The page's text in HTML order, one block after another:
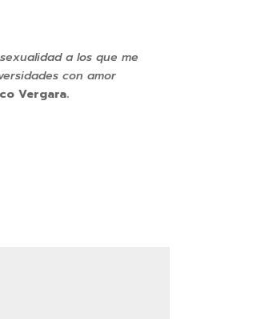
a los que me
con amor
Vergara.